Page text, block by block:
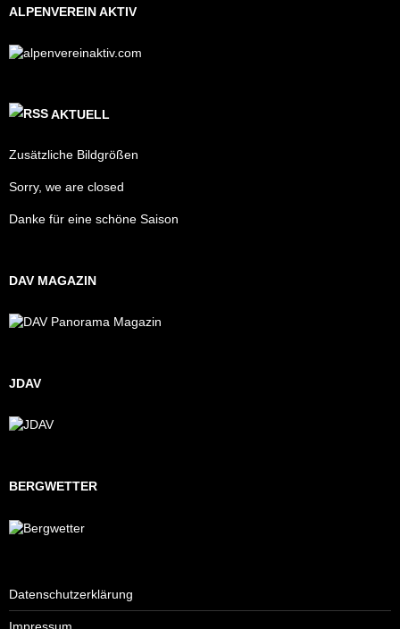
ALPENVEREIN AKTIV
AKTUELL
Zusätzliche Bildgrößen
Sorry, we are closed
Danke für eine schöne Saison
DAV MAGAZIN
JDAV
BERGWETTER
Datenschutzerklärung
Impressum